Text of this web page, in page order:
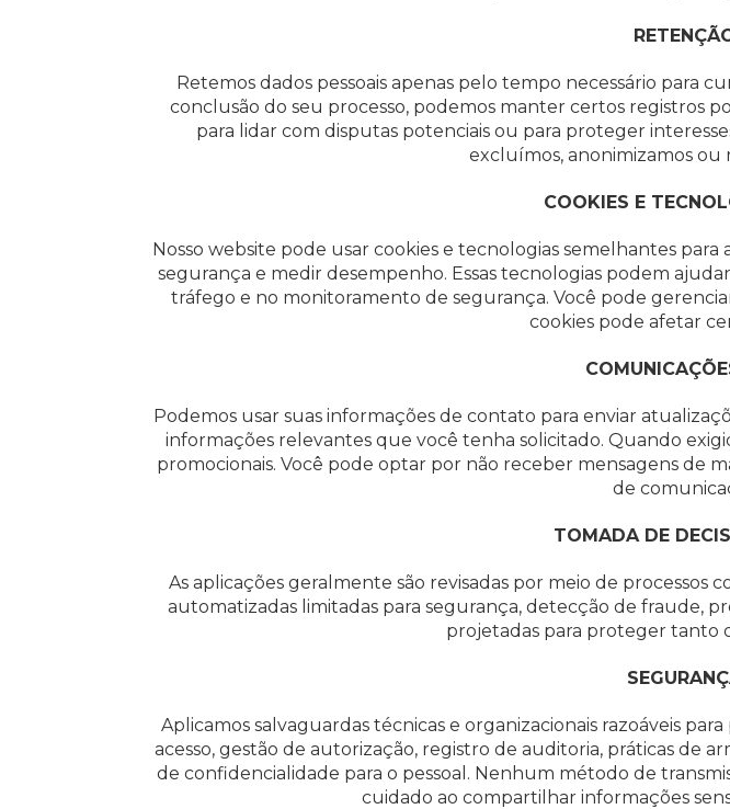
Retemos dados pessoais apenas pelo tempo necessário para
conclusão do seu processo, podemos manter certos registros
para lidar com disputas potenciais ou para proteger
excluímos, anonimizamos ou
COOKIES E
Nosso website pode usar cookies e tecnologias semelhantes
segurança e medir desempenho. Essas tecnologias podem
tráfego e no monitoramento de segurança. Você pode
cookies pode afetar
Podemos usar suas informações de contato para enviar
informações relevantes que você tenha solicitado. Quando
promocionais. Você pode optar por não receber mensagens de
de
TOMADA DE
As aplicações geralmente são revisadas por meio de
automatizadas limitadas para segurança, detecção de fraude,
projetadas para proteger tanto
Aplicamos salvaguardas técnicas e organizacionais razoáveis
acesso, gestão de autorização, registro de auditoria, práticas de
de confidencialidade para o pessoal. Nenhum método de
cuidado ao compartilhar informações